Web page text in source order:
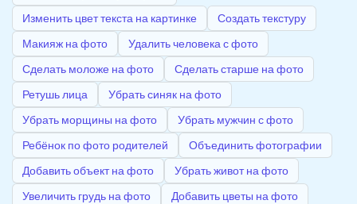
Изменить цвет текста на картинке
Создать текстуру
Макияж на фото
Удалить человека с фото
Сделать моложе на фото
Сделать старше на фото
Ретушь лица
Убрать синяк на фото
Убрать морщины на фото
Убрать мужчин с фото
Ребёнок по фото родителей
Объединить фотографии
Добавить объект на фото
Убрать живот на фото
Увеличить грудь на фото
Добавить цветы на фото